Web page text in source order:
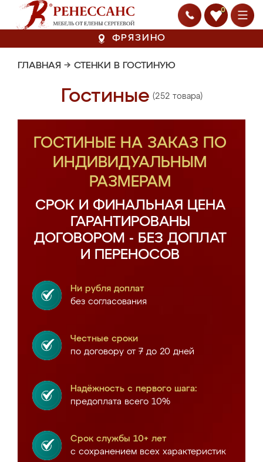
0
ФРЯЗИНО
ГЛАВНАЯ → СТЕНКИ В ГОСТИНУЮ
Гостиные (252 товара)
ГОСТИНЫЕ НА ЗАКАЗ ПО
ИНДИВИДУАЛЬНЫМ
РАЗМЕРАМ
СРОК И ФИНАЛЬНАЯ ЦЕНА
ГАРАНТИРОВАНЫ
ДОГОВОРОМ - БЕЗ ДОПЛАТ
И ПЕРЕНОСОВ
Ни рубля доплат
без согласования
Честные сроки
по договору от 7 до 20 дней
Надёжность с первого шага:
предоплата всего 10%
Срок службы 10+ лет
с сохранением всех характеристик